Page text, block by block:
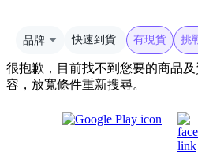
品牌 快速到貨 有現貨 挑
很抱歉，目前找不到您要的商品
容，放寬條件重新搜尋。